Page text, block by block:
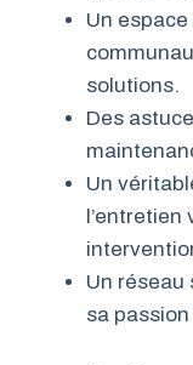
Un
solutions.
Des
Un
Un réseau
sa